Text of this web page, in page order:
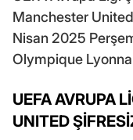
Manchester
Nisan 2025
Olympique
UEFA AVRUPA
UNITED